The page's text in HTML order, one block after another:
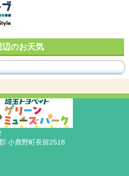
辺のお天気
小鹿野町長留2518